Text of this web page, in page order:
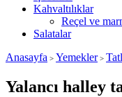
Kahvaltılıklar
Reçel ve
Salatalar
Anasayfa > Yemekler>
Yalancı halley